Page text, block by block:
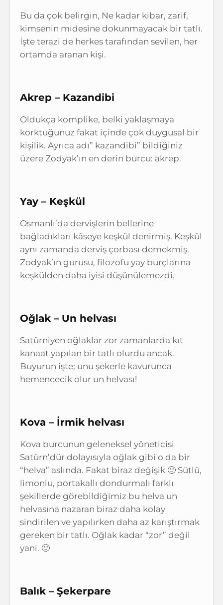
Bu da çok belirgin, Ne kadar kibar, zarif,
kimsenin midesine dokunmayacak bir tatlı.
İşte terazi de herkes tarafından sevilen, her
ortamda aranan kişi.
Akrep – Kazandibi
Oldukça komplike, belki yaklaşmaya
korktuğunuz fakat içinde çok duygusal bir
kişilik. Ayrıca adı” kazandibi” bildiğiniz
üzere Zodyak’ın en derin burcu: akrep.
Yay – Keşkül
Osmanlı’da dervişlerin bellerine
bağladıkları kâseye keşkül denirmiş. Keşkül
aynı zamanda derviş çorbası demekmiş.
Zodyak’ın gurusu, filozofu yay burçlarına
keşkülden daha iyisi düşünülemezdi.
Oğlak – Un helvası
Satürniyen oğlaklar zor zamanlarda kıt
kanaat yapılan bir tatlı olurdu ancak.
Buyurun işte; unu şekerle kavurunca
hemencecik olur un helvası!
Kova – İrmik helvası
Kova burcunun geleneksel yöneticisi
Satürn’dür dolayısıyla oğlak gibi o da bir
“helva” aslında. Fakat biraz değişik 🙂 Sütlü,
limonlu, portakallı dondurmalı farklı
şekillerde görebildiğimiz bu helva un
helvasına nazaran biraz daha kolay
sindirilen ve yapılırken daha az karıştırmak
gereken bir tatlı. Oğlak kadar “zor” değil
yani. 🙂
Balık – Şekerpare